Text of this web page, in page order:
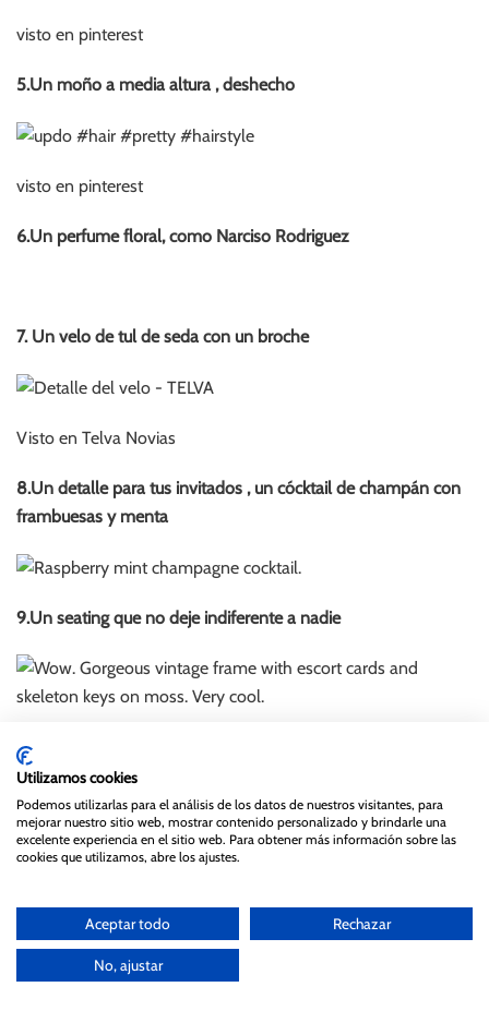
visto en pinterest
5.Un moño a media altura , deshecho
visto en pinterest
6.Un perfume floral, como Narciso Rodriguez
7. Un velo de tul de seda con un broche
Visto en Telva Novias
8.Un detalle para tus invitados , un cócktail de champán con
frambuesas y menta
9.Un seating que no deje indiferente a nadie
10. Que no falte tu perrito
NOVIAS INVITADAS
Utilizamos cookies
Podemos utilizarlas para el análisis de los datos de nuestros visitantes, para
mejorar nuestro sitio web, mostrar contenido personalizado y brindarle una
excelente experiencia en el sitio web. Para obtener más información sobre las
cookies que utilizamos, abre los ajustes.
Aceptar todo Rechazar
No, ajustar